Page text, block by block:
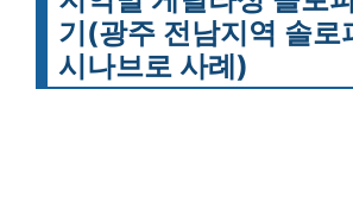
기(광주 전남지역 솔로
시나브로 사례)